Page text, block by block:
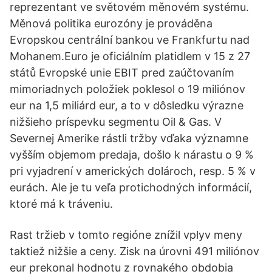
reprezentant ve světovém měnovém systému.
Měnová politika eurozóny je prováděna
Evropskou centrální bankou ve Frankfurtu nad
Mohanem.Euro je oficiálním platidlem v 15 z 27
států Evropské unie EBIT pred zaúčtovaním
mimoriadnych položiek poklesol o 19 miliónov
eur na 1,5 miliárd eur, a to v dôsledku výrazne
nižšieho príspevku segmentu Oil & Gas. V
Severnej Amerike rástli tržby vďaka významne
vyšším objemom predaja, došlo k nárastu o 9 %
pri vyjadrení v amerických dolároch, resp. 5 % v
eurách. Ale je tu veľa protichodných informácií,
ktoré má k tráveniu.
Rast tržieb v tomto regióne znížil vplyv meny
taktiež nižšie a ceny. Zisk na úrovni 491 miliónov
eur prekonal hodnotu z rovnakého obdobia